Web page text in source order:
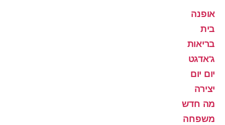
אופנה
בית
בריאות
ג'אדגט
יום יום
יצירה
מה חדש
משפחה